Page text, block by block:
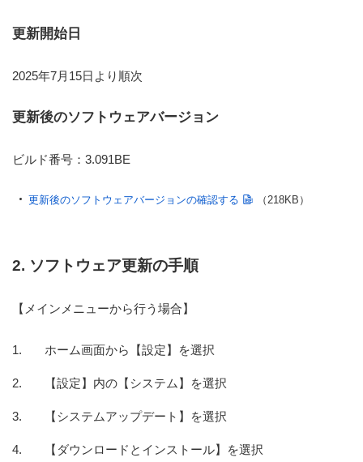
更新開始日
2025年7月15日より順次
更新後のソフトウェアバージョン
ビルド番号：3.091BE
更新後のソフトウェアバージョンの確認する （218KB）
2. ソフトウェア更新の手順
【メインメニューから行う場合】
ホーム画面から【設定】を選択
【設定】内の【システム】を選択
【システムアップデート】を選択
【ダウンロードとインストール】を選択